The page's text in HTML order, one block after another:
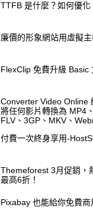
TTFB 是什麼？如何優化
廉價的形象網站用虛擬
FlexClip 免費升級 Basic
Converter Video Online
將任何影片轉換為 MP4
FLV、3GP、MKV、
付費一次終身享用-
Themeforest 3月促銷，
最高6折！
Pixabay 也能給你免費商